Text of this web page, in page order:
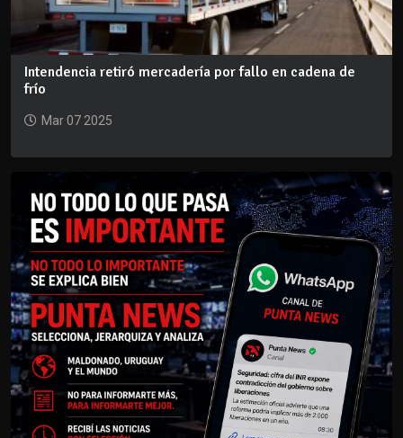
Intendencia retiró mercadería por fallo en cadena de
frío
Mar 07 2025